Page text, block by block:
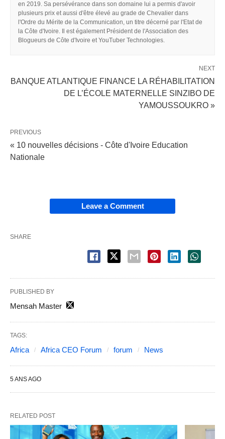
en 2019. Sa persévérance dans son domaine lui a permis d'avoir
plusieurs prix et aussi d'être élevé au grade de Chevalier dans
l'Ordre du Mérite de la Communication, un titre décerné par l'Etat de
la Côte d'Ivoire. Il est également Président de l'Association des
Blogueurs de Côte d'Ivoire et YouTuber Technologies.
NEXT
BANQUE ATLANTIQUE FINANCE LA RÉHABILITATION
DE L’ÉCOLE MATERNELLE SINZIBO DE
YAMOUSSOUKRO »
PREVIOUS
« 10 nouvelles décisions - Côte d'Ivoire Education
Nationale
Leave a Comment
SHARE
PUBLISHED BY
Mensah Master
TAGS:
Africa Africa CEO Forum forum News
5 ANS AGO
RELATED POST